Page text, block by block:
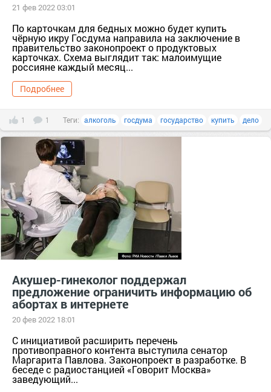
21 фев 2022 03:01
По карточкам для бедных можно будет купить
чёрную икру Госдума направила на заключение в
правительство законопроект о продуктовых
карточках. Схема выглядит так: малоимущие
россияне каждый месяц...
Подробнее
1 1 Теги: алкоголь госдума государство купить дело
Акушер-гинеколог поддержал
предложение ограничить информацию об
абортах в интернете
20 фев 2022 18:01
С инициативой расширить перечень
противоправного контента выступила сенатор
Маргарита Павлова. Законопроект в разработке. В
беседе с радиостанцией «Говорит Москва»
заведующий...